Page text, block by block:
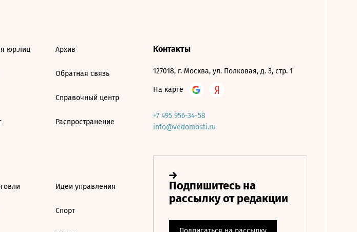
юр.лиц Архив
Обратная связь
Справочный центр
Распространение
Идеи управления
Спорт
Контакты
127018, г. Москва, ул. Полковая, д. 3, стр. 1
На карте
+7 495 956-34-58
info@vedomosti.ru